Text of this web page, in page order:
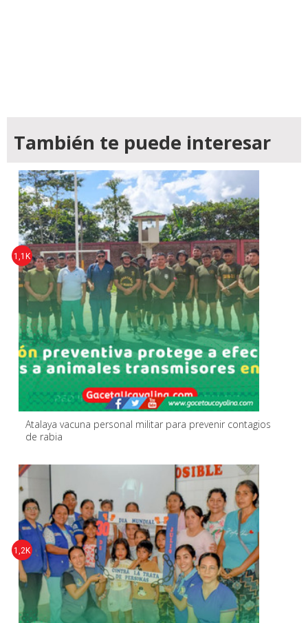
También te puede interesar
Atalaya vacuna personal militar para prevenir contagios
de rabia
1,1K
1,2K